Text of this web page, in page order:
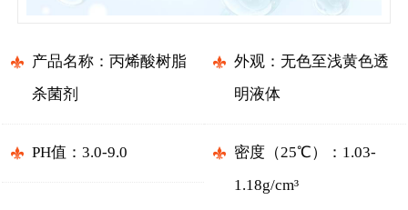
产品名称：丙烯酸树脂
杀菌剂
外观：无色至浅黄色透
明液体
PH值：3.0-9.0
密度（25℃）：1.03-
1.18g/cm³